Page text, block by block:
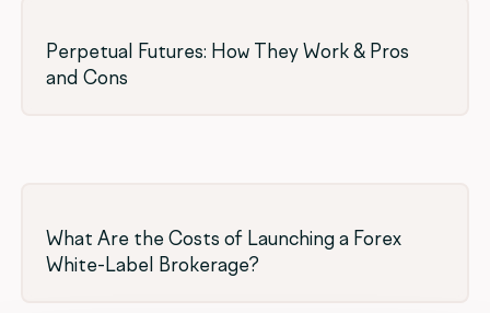
Perpetual Futures: How They Work & Pros
and Cons
What Are the Costs of Launching a Forex
White-Label Brokerage?